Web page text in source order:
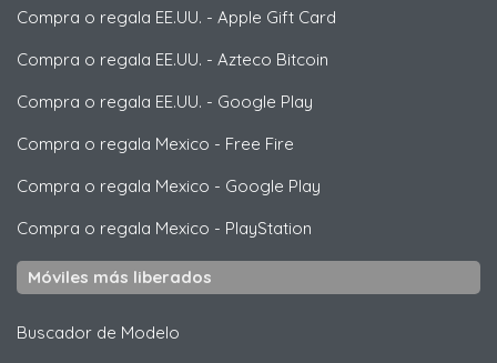
Compra o regala EE.UU. - Apple Gift Card
Compra o regala EE.UU. - Azteco Bitcoin
Compra o regala EE.UU. - Google Play
Compra o regala Mexico - Free Fire
Compra o regala Mexico - Google Play
Compra o regala Mexico - PlayStation
Móviles más liberados
Buscador de Modelo